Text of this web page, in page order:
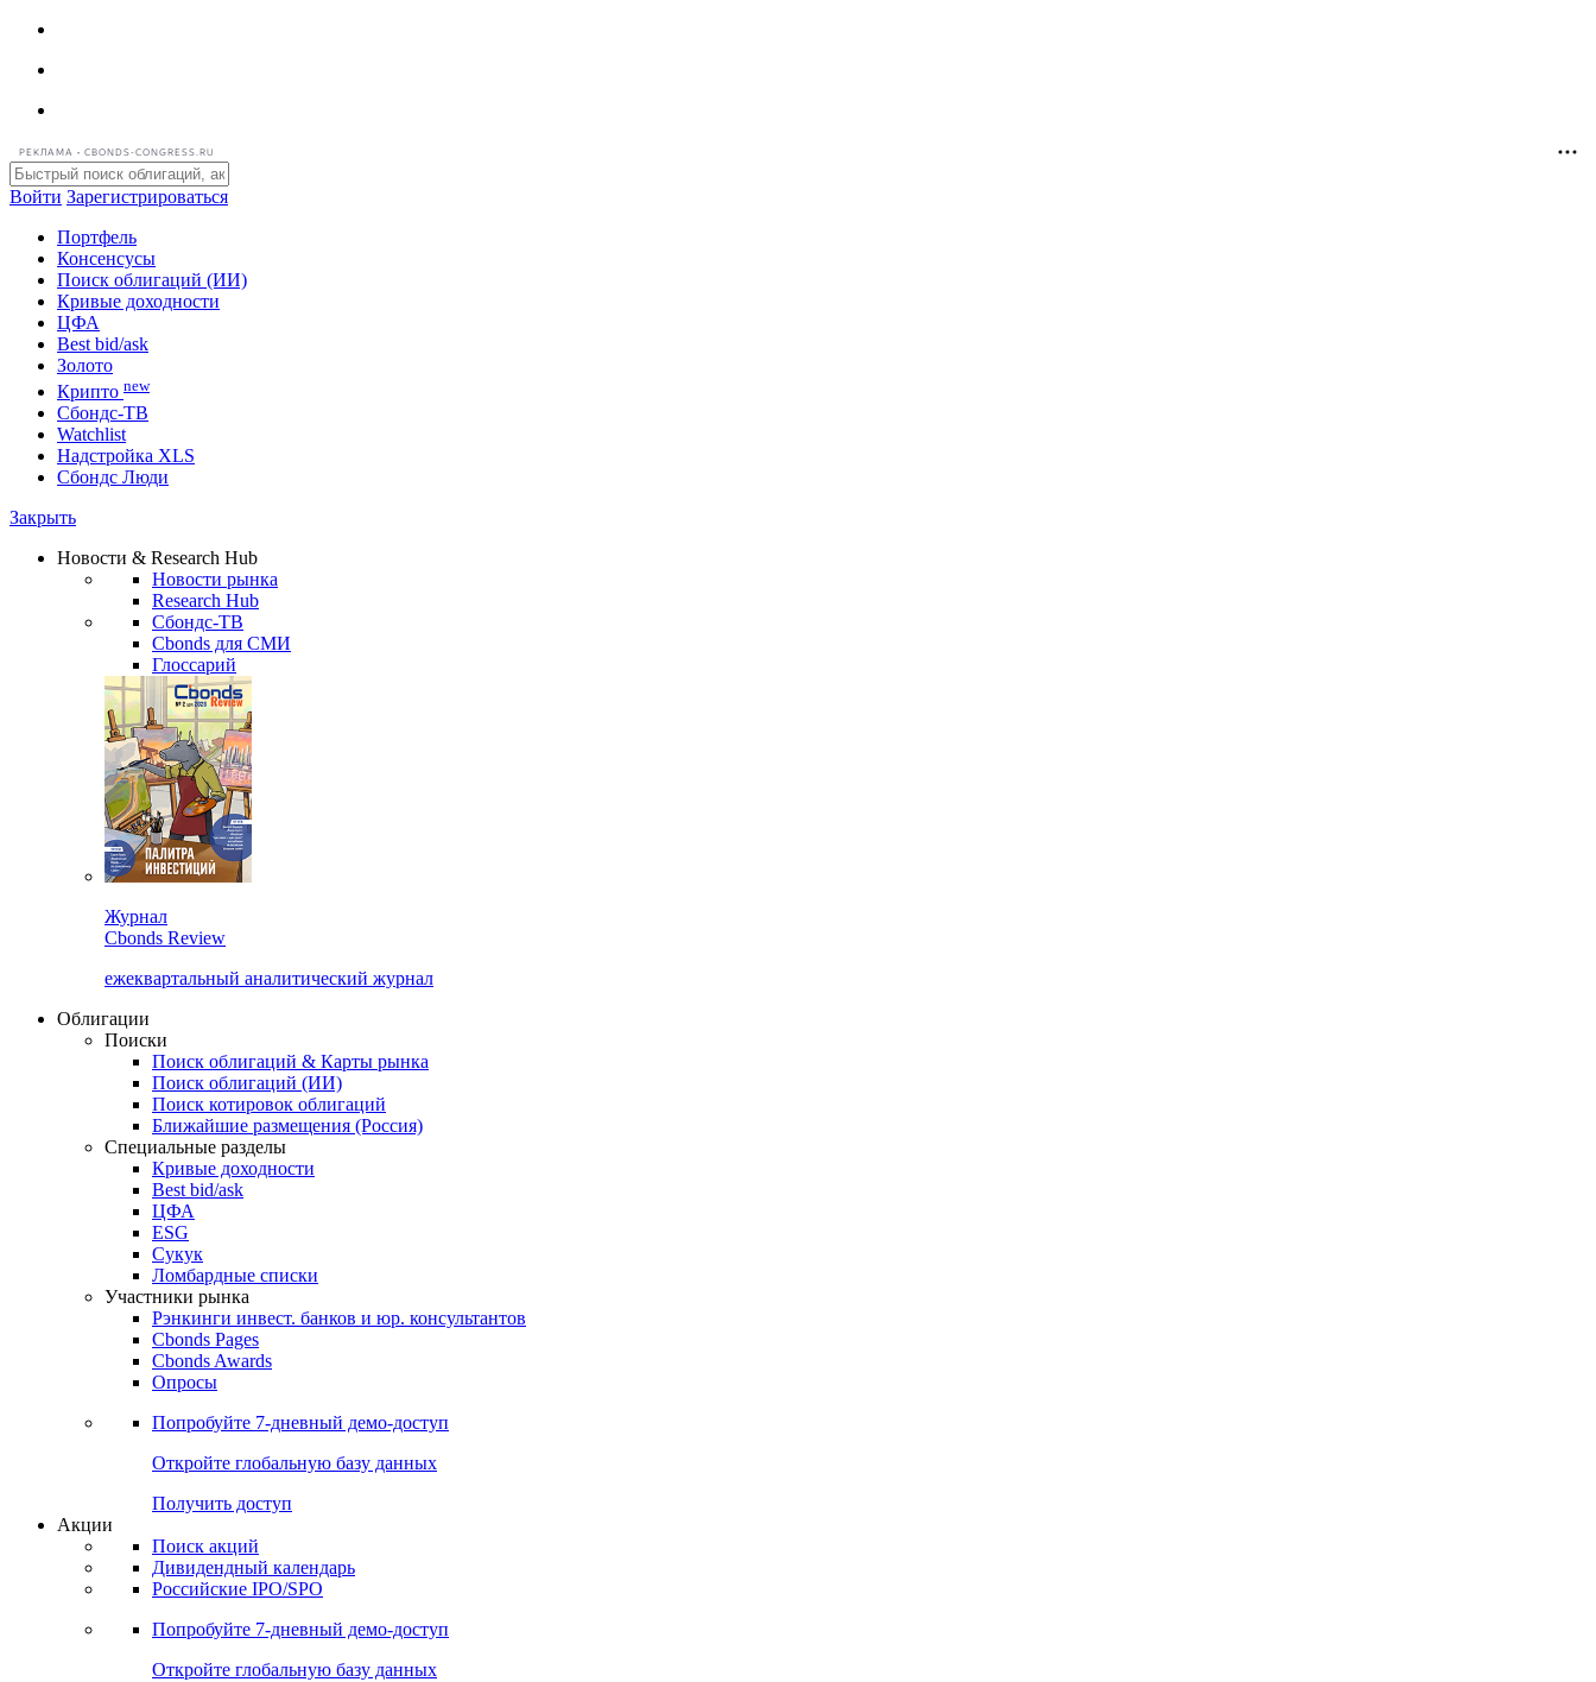
РЕКЛАМА • CBONDS-CONGRESS.RU
Войти Зарегистрироваться
Портфель
Консенсусы
Поиск облигаций (ИИ)
Кривые доходности
ЦФА
Best bid/ask
Золото
Крипто new
Сбондс-ТВ
Watchlist
Надстройка XLS
Сбондс Люди
Закрыть
Новости & Research Hub
Новости рынка
Research Hub
Сбондс-ТВ
Cbonds для СМИ
Глоссарий
Журнал
Cbonds Review
ежеквартальный аналитический журнал
Облигации
Поиски
Поиск облигаций & Карты рынка
Поиск облигаций (ИИ)
Поиск котировок облигаций
Ближайшие размещения (Россия)
Специальные разделы
Кривые доходности
Best bid/ask
ЦФА
ESG
Сукук
Ломбардные списки
Участники рынка
Рэнкинги инвест. банков и юр. консультантов
Cbonds Pages
Cbonds Awards
Опросы
Попробуйте 7-дневный демо-доступ
Откройте глобальную базу данных
Получить доступ
Акции
Поиск акций
Дивидендный календарь
Российские IPO/SPO
Попробуйте 7-дневный демо-доступ
Откройте глобальную базу данных